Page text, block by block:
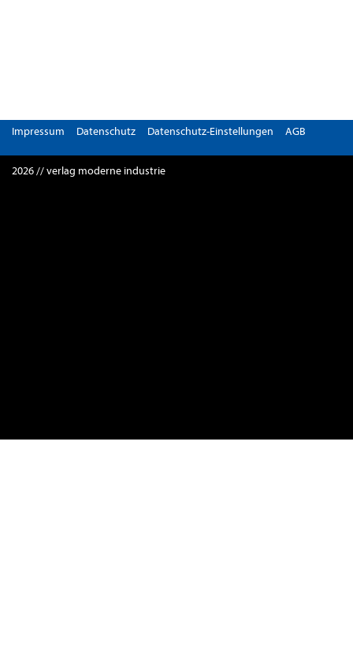
Impressum Datenschutz Datenschutz-Einstellungen AGB
2026 // verlag moderne industrie